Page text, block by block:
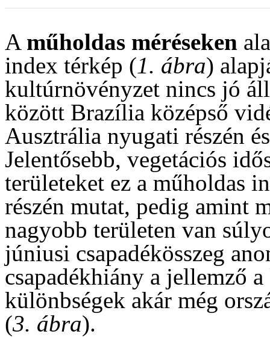
A műholdas méréseken
index térkép (1. ábra)
kultúrnövényzet nincs jó
között Brazília középső
Ausztrália nyugati részén
Jelentősebb, vegetációs
területeket ez a műholdas
részén mutat, pedig amint
nagyobb területen van
júniusi csapadékösszeg
csapadékhiány a jellemző
különbségek akár még
(3. ábra).